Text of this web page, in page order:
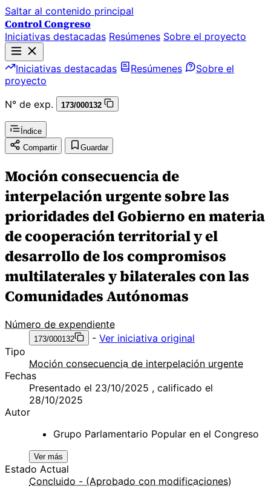
Saltar al contenido principal
Control Congreso
Iniciativas destacadas Resúmenes Sobre el proyecto
Iniciativas destacadas Resúmenes
Sobre el
proyecto
N° de exp.
173/000132
Índice
Compartir
Guardar
Moción consecuencia de
interpelación urgente sobre las
prioridades del Gobierno en materia
de cooperación territorial y el
desarrollo de los compromisos
multilaterales y bilaterales con las
Comunidades Autónomas
Número de expendiente
173/000132 - Ver iniciativa original
Tipo
Moción consecuencia de interpelación urgente
Fechas
Presentado el 23/10/2025 , calificado el
28/10/2025
Autor
Grupo Parlamentario Popular en el Congreso
Ver más
Estado Actual
Concluido - (Aprobado con modificaciones)